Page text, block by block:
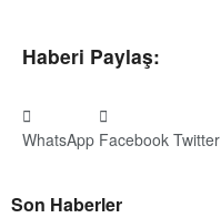
Haberi Paylaş:
WhatsApp Facebook Twitter
Son Haberler